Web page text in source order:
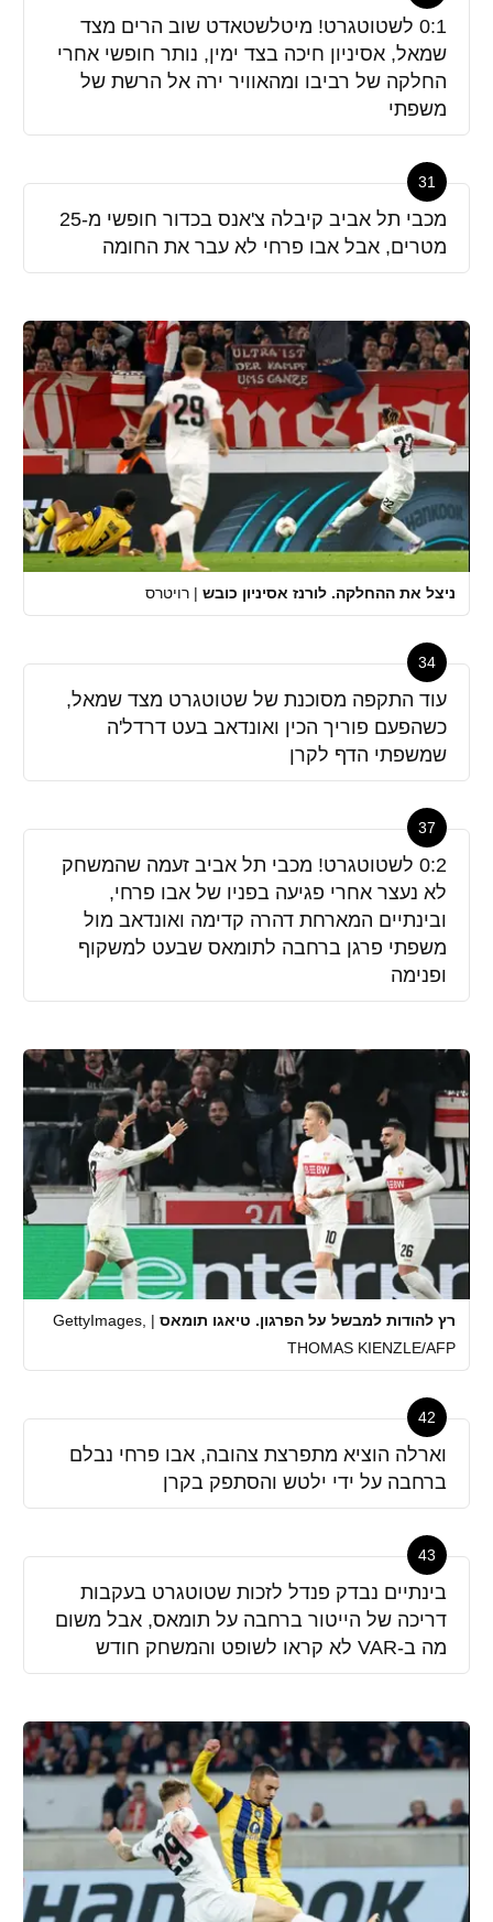
0:1 לשטוטגרט! מיטלשטאדט שוב הרים מצד
שמאל, אסיניון חיכה בצד ימין, נותר חופשי אחרי
החלקה של רביבו ומהאוויר ירה אל הרשת של
משפתי
31
מכבי תל אביב קיבלה צ'אנס בכדור חופשי מ-25
מטרים, אבל אבו פרחי לא עבר את החומה
ניצל את ההחלקה. לורנז אסיניון כובש | רויטרס
34
עוד התקפה מסוכנת של שטוטגרט מצד שמאל,
כשהפעם פוריך הכין ואונדאב בעט דרדל'ה
שמשפתי הדף לקרן
37
0:2 לשטוטגרט! מכבי תל אביב זעמה שהמשחק
לא נעצר אחרי פגיעה בפניו של אבו פרחי,
ובינתיים המארחת דהרה קדימה ואונדאב מול
משפתי פרגן ברחבה לתומאס שבעט למשקוף
ופנימה
רץ להודות למבשל על הפרגון. טיאגו תומאס |
GettyImages,
THOMAS KIENZLE/AFP
42
וארלה הוציא מתפרצת צהובה, אבו פרחי נבלם
ברחבה על ידי ילטש והסתפק בקרן
43
בינתיים נבדק פנדל לזכות שטוטגרט בעקבות
דריכה של הייטור ברחבה על תומאס, אבל משום
מה ב-VAR לא קראו לשופט והמשחק חודש